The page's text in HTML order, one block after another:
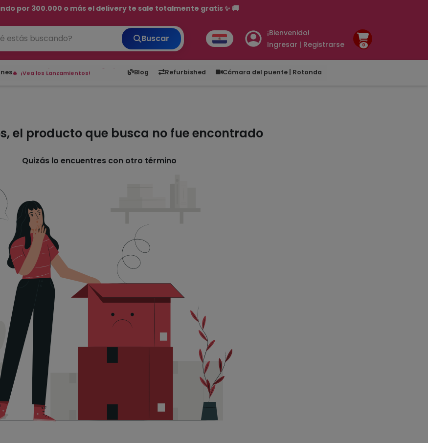
por 300.000 o más el delivery te sale totalmente gratis ✨ 🚚
24 CUOTAS SIN INTERÉS con tarjetas adheridas!
Buscar
¡Bienvenido!
Ingresar | Registrarse
0
¡Hasta en 24 cuotas sin interés!
Envíos rápidos a todo Paraguay.
¡Vea los Lanzamientos!
Blog Refurbished Cámara del puente | Rotonda
6,050 5.20 1,900 1.00
el producto que busca no fue encontrado
Quizás lo encuentres con otro término